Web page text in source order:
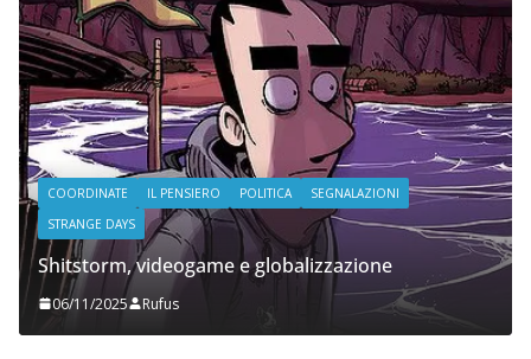
COORDINATE IL PENSIERO POLITICA
SEGNALAZIONI
STRANGE DAYS
Shitstorm, videogame e globalizzazione
06/11/2025 Rufus